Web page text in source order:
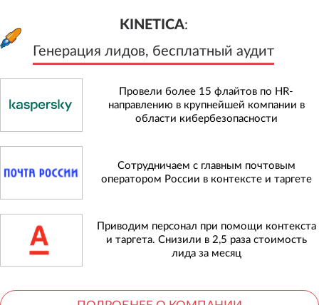
KINETICA:
Генерация лидов, бесплатный аудит
Генерация лидов, бесплатный
Провели более 15 флайтов по HR-
направлению в крупнейшей компании в
области кибербезопасности
Сотрудничаем с главным почтовым
оператором России в контексте и таргете
Приводим персонал при помощи контекста
и таргета. Снизили в 2,5 раза стоимость
лида за месяц